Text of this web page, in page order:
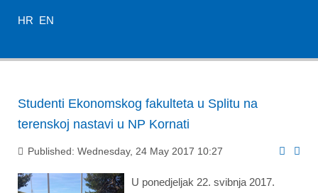
HR EN
Studenti Ekonomskog fakulteta u Splitu na
terenskoj nastavi u NP Kornati
Published: Wednesday, 24 May 2017 10:27
U ponedjeljak 22. svibnja 2017.